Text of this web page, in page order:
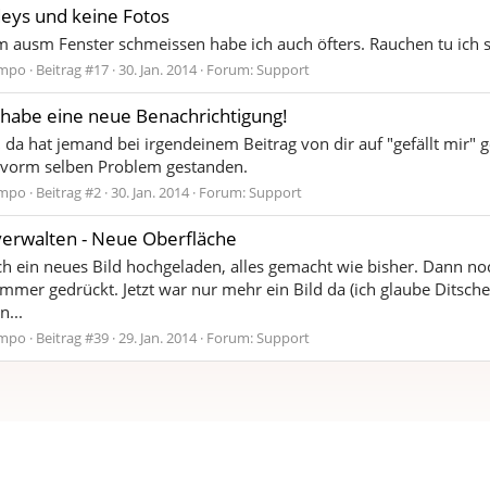
und keine Fotos
ausm Fenster schmeissen habe ich auch öfters. Rauchen tu
Beitrag #17 30. Jan. 2014 Forum:Support
eine neue Benachrichtigung!
da hat jemand bei irgendeinem Beitrag von dir auf "gefällt mir"
selben Problem gestanden.
Beitrag #2 30. Jan. 2014 Forum:Support
- Neue Oberfläche
ein neues Bild hochgeladen, alles gemacht wie bisher. Dann
gedrückt. Jetzt war nur mehr ein Bild da (ich glaube
Beitrag #39 29. Jan. 2014 Forum: Support